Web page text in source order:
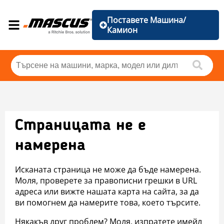
Поставете Машина/
Камион
Страницата не е
намерена
Исканата страница не може да бъде намерена.
Моля, проверете за правописни грешки в URL
адреса или вижте нашата карта на сайта, за да
ви помогнем да намерите това, което търсите.
Някакъв друг проблем? Моля, изпратете имейл